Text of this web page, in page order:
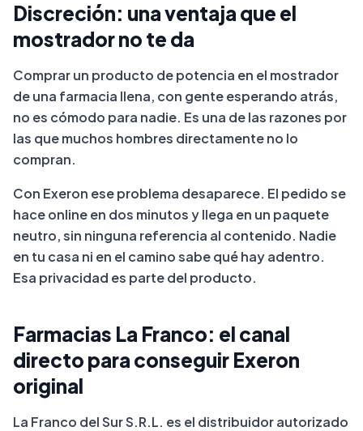
Discreción: una ventaja que el
mostrador no te da
Comprar un producto de potencia en el mostrador
de una farmacia llena, con gente esperando atrás,
no es cómodo para nadie. Es una de las razones por
las que muchos hombres directamente no lo
compran.
Con Exeron ese problema desaparece. El pedido se
hace online en dos minutos y llega en un paquete
neutro, sin ninguna referencia al contenido. Nadie
en tu casa ni en el camino sabe qué hay adentro.
Esa privacidad es parte del producto.
Farmacias La Franco: el canal
directo para conseguir Exeron
original
La Franco del Sur S.R.L. es el distribuidor autorizado